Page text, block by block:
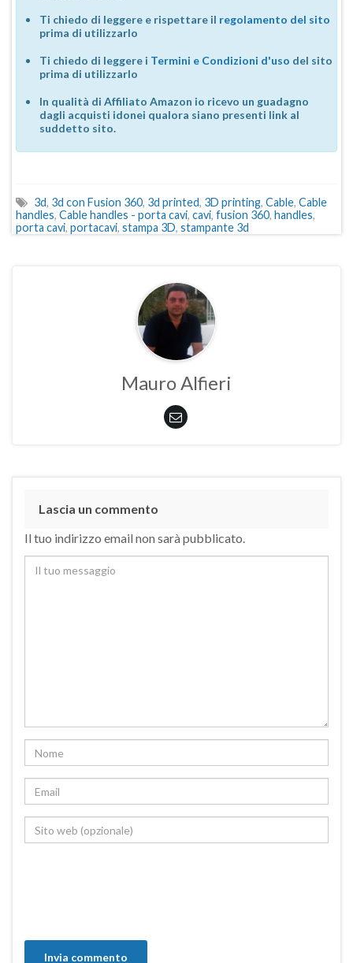
Ti chiedo di leggere e rispettare il regolamento del sito
prima di utilizzarlo
Ti chiedo di leggere i Termini e Condizioni d'uso del sito
prima di utilizzarlo
In qualità di Affiliato Amazon io ricevo un guadagno
dagli acquisti idonei qualora siano presenti link al
suddetto sito.
3d, 3d con Fusion 360, 3d printed, 3D printing, Cable, Cable
handles, Cable handles - porta cavi, cavi, fusion 360, handles,
porta cavi, portacavi, stampa 3D, stampante 3d
Mauro Alfieri
Lascia un commento
Il tuo indirizzo email non sarà pubblicato.